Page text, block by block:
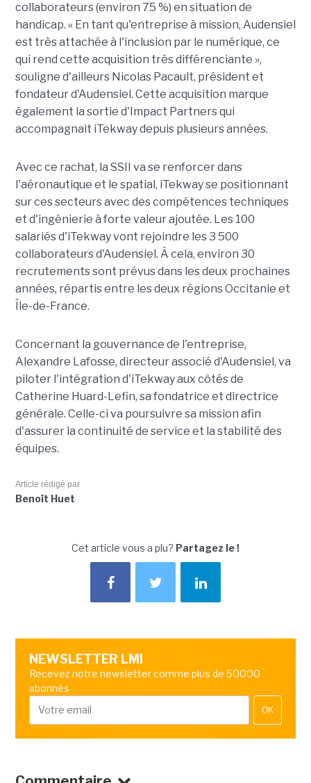
collaborateurs (environ 75 %) en situation de
handicap. « En tant qu'entreprise à mission, Audensiel
est très attachée à l'inclusion par le numérique, ce
qui rend cette acquisition très différenciante »,
souligne d'ailleurs Nicolas Pacault, président et
fondateur d'Audensiel. Cette acquisition marque
également la sortie d'Impact Partners qui
accompagnait iTekway depuis plusieurs années.
Avec ce rachat, la SSII va se renforcer dans
l'aéronautique et le spatial, iTekway se positionnant
sur ces secteurs avec des compétences techniques
et d'ingénierie à forte valeur ajoutée. Les 100
salariés d'iTekway vont rejoindre les 3 500
collaborateurs d'Audensiel. À cela, environ 30
recrutements sont prévus dans les deux prochaines
années, répartis entre les deux régions Occitanie et
Île-de-France.
Concernant la gouvernance de l'entreprise,
Alexandre Lafosse, directeur associé d'Audensiel, va
piloter l'intégration d'iTekway aux côtés de
Catherine Huard-Lefin, sa fondatrice et directrice
générale. Celle-ci va poursuivre sa mission afin
d'assurer la continuité de service et la stabilité des
équipes.
Article rédigé par
Benoît Huet
Cet article vous a plu? Partagez le !
NEWSLETTER LMI
Recevez notre newsletter comme plus de 50000
abonnés
OK